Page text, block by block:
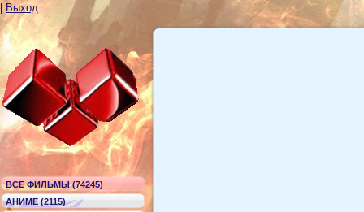
Выход
ВСЕ ФИЛЬМЫ (74245)
АНИМЕ (2115)